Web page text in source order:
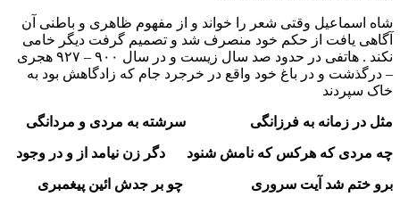
شاه اسماعیل وقتی شعر را خواند و از مفهوم ظاهری و باطنی آن
آگاهی یافت از حکم خود منصرف شد و تصمیم گرفت دیگر خامی
نکند . هاتفی در حدود صد سال زیست و در سال ۹۰۰ – ۹۲۷ هجری
– درگذشت و در باغ خود واقع در خرجرد جام که زادگاهش بود به
خاک سپردند
مثل در زمانه به فرزانگی سرشته به مردی و مردانگی
چه مردی که هرکس که نامش شنود دگر زن نیامد از و در وجود
برو ختم شد آیت سروری چو بر جدش ائین پیغمبری